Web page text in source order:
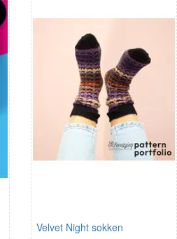
Velvet Night sokken